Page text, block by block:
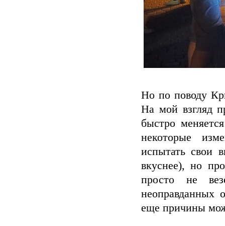
Но по поводу
На мой взгляд
быстро
некоторые
испытать свои
вкуснее), но
просто не
неоправданных
еще причины